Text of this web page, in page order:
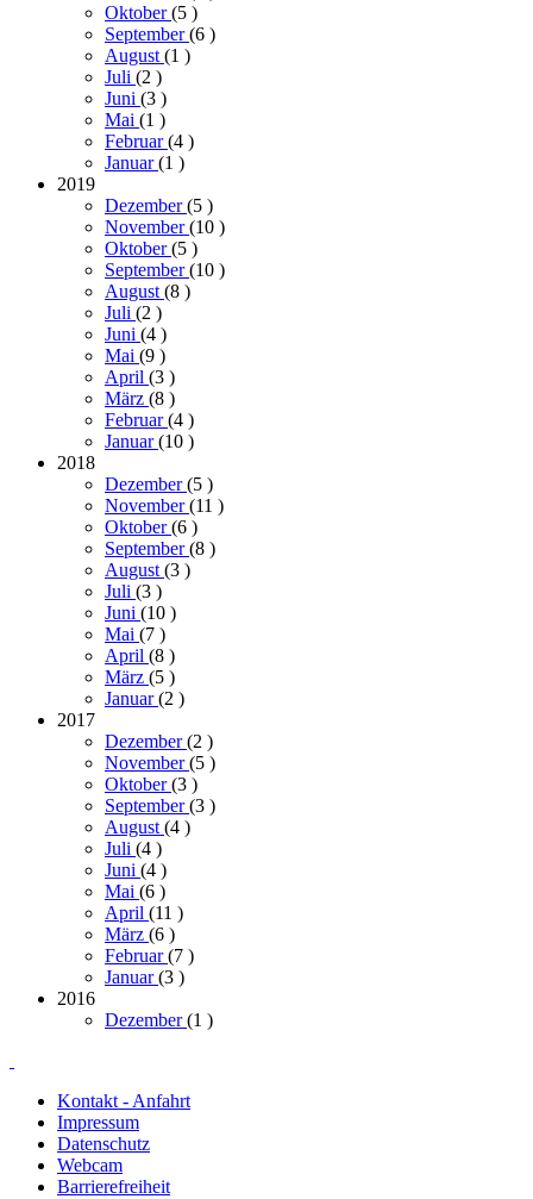
Oktober(5 )
September(6 )
August(1 )
Juli (2 )
Juni (3 )
Mai (1 )
Februar(4 )
Januar(1 )
2019
Dezember(5 )
November(10 )
Oktober(5 )
September(10 )
August(8 )
Juli (2 )
Juni (4 )
Mai (9 )
April (3 )
März (8 )
Februar(4 )
Januar(10 )
2018
Dezember(5 )
November(11 )
Oktober(6 )
September(8 )
August(3 )
Juli (3 )
Juni (10 )
Mai (7 )
April (8 )
März (5 )
Januar(2 )
2017
Dezember(2 )
November(5 )
Oktober(3 )
September(3 )
August(4 )
Juli (4 )
Juni (4 )
Mai (6 )
April (11 )
März (6 )
Februar(7 )
Januar(3 )
2016
Dezember(1 )
Kontakt - Anfahrt
Impressum
Datenschutz
Webcam
Barrierefreiheit